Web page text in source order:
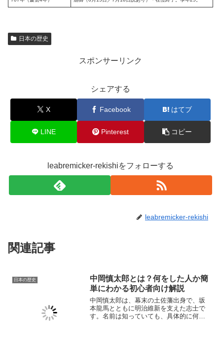
日本の歴史
スポンサーリンク
シェアする
X Facebook はてブ
LINE Pinterest コピー
leabremicker-rekishiをフォローする
leabremicker-rekishi
関連記事
日本の歴史
中岡慎太郎とは？何をした人か簡
単にわかる初心者向け解説
中岡慎太郎は、幕末の土佐藩出身で、坂
本龍馬とともに明治維新を支えた志士で
す。名前は知っていても、具体的に何を